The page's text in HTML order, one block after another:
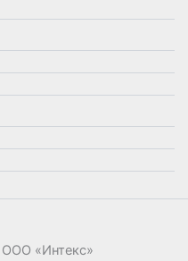
и насадки
«‎Интекс»‎